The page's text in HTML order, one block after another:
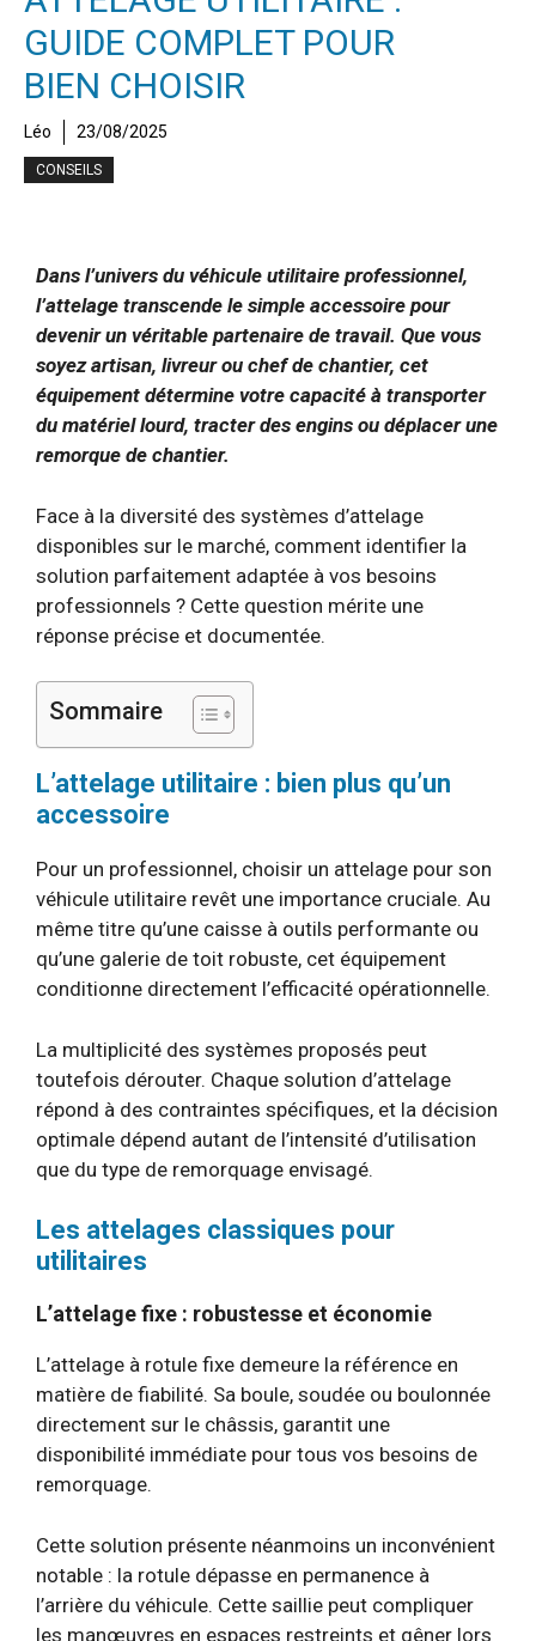
GUIDE COMPLET POUR
BIEN CHOISIR
Léo 23/08/2025
CONSEILS
Dans l’univers du véhicule utilitaire professionnel,
l’attelage transcende le simple accessoire pour
devenir un véritable partenaire de travail. Que vous
soyez artisan, livreur ou chef de chantier, cet
équipement détermine votre capacité à transporter
du matériel lourd, tracter des engins ou déplacer une
remorque de chantier.
Face à la diversité des systèmes d’attelage
disponibles sur le marché, comment identifier la
solution parfaitement adaptée à vos besoins
professionnels ? Cette question mérite une
réponse précise et documentée.
Sommaire
L’attelage utilitaire : bien plus qu’un
accessoire
Pour un professionnel, choisir un attelage pour son
véhicule utilitaire revêt une importance cruciale. Au
même titre qu’une caisse à outils performante ou
qu’une galerie de toit robuste, cet équipement
conditionne directement l’efficacité opérationnelle.
La multiplicité des systèmes proposés peut
toutefois dérouter. Chaque solution d’attelage
répond à des contraintes spécifiques, et la décision
optimale dépend autant de l’intensité d’utilisation
que du type de remorquage envisagé.
Les attelages classiques pour
utilitaires
L’attelage fixe : robustesse et économie
L’attelage à rotule fixe demeure la référence en
matière de fiabilité. Sa boule, soudée ou boulonnée
directement sur le châssis, garantit une
disponibilité immédiate pour tous vos besoins de
remorquage.
Cette solution présente néanmoins un inconvénient
notable : la rotule dépasse en permanence à
l’arrière du véhicule. Cette saillie peut compliquer
les manœuvres en espaces restreints et gêner lors